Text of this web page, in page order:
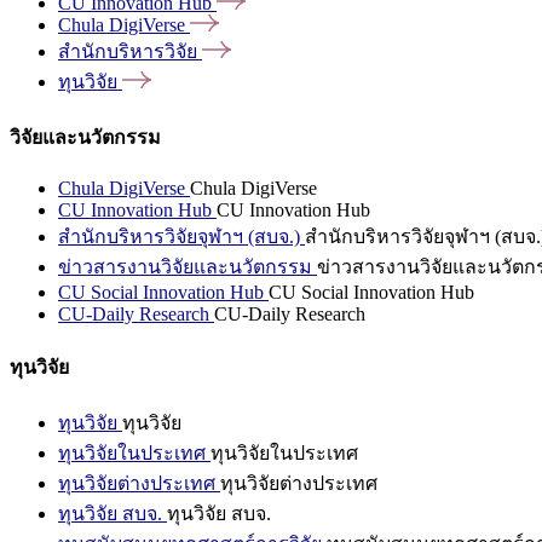
Chula DigiVerse
สำนักบริหารวิจัย
ทุนวิจัย
วิจัยและนวัตกรรม
Chula DigiVerse Chula DigiVerse
CU Innovation Hub CU Innovation Hub
สำนักบริหารวิจัยจุฬาฯ (สบจ.) สำนักบริหารวิจัยจุฬาฯ (สบจ
ข่าวสารงานวิจัยและนวัตกรรม ข่าวสารงานวิจัยและนวัตก
CU Social Innovation Hub CU Social Innovation Hub
CU-Daily Research CU-Daily Research
ทุนวิจัย
ทุนวิจัย ทุนวิจัย
ทุนวิจัยในประเทศ ทุนวิจัยในประเทศ
ทุนวิจัยต่างประเทศ ทุนวิจัยต่างประเทศ
ทุนวิจัย สบจ. ทุนวิจัย สบจ.